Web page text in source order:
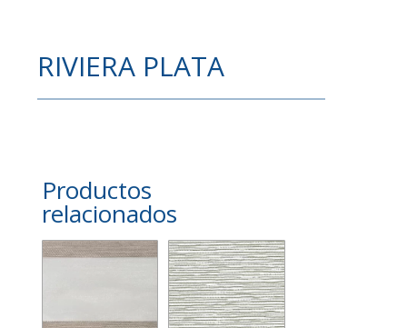
RIVIERA PLATA
Productos
relacionados